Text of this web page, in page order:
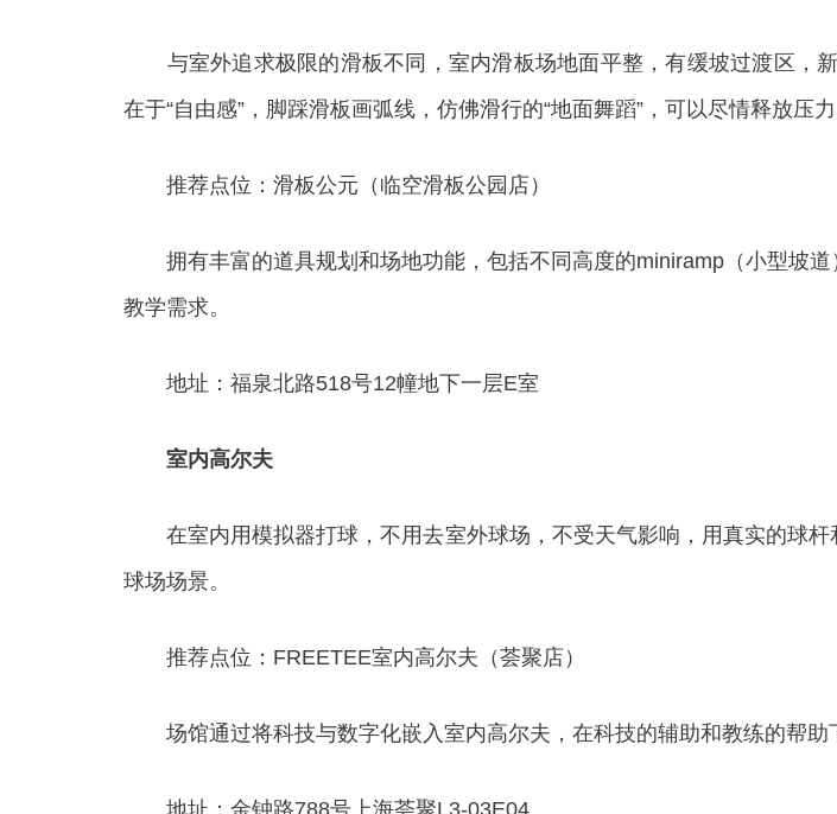
与室外追求极限的滑板不同，室内滑板场地面平整，有缓坡过渡区，
在于“自由感”，脚踩滑板画弧线，仿佛滑行的“地面舞蹈”，可以尽情释放压力
推荐点位：滑板公元（临空滑板公园店）
拥有丰富的道具规划和场地功能，包括不同高度的miniramp（小型坡道
教学需求。
地址：福泉北路518号12幢地下一层E室
室内高尔夫
在室内用模拟器打球‌，不用去室外球场，不受天气影响，用真实的球杆
球场场景。‌‌
推荐点位：FREETEE室内高尔夫（荟聚店）
场馆通过将科技与数字化嵌入室内高尔夫，在科技的辅助和教练的帮助
地址：金钟路788号上海荟聚L3-03E04